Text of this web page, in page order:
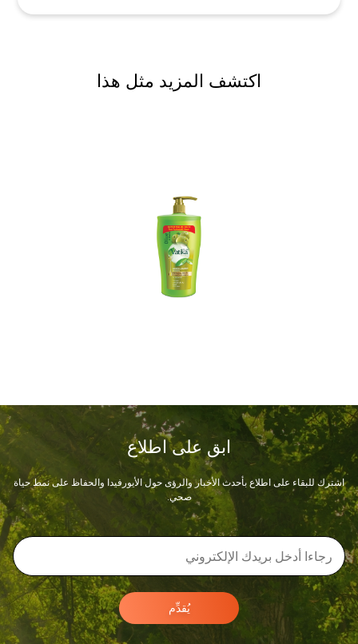
اكتشف المزيد مثل هذا
ابق على اطلاع
اشترك للبقاء على اطلاع بأحدث الأخبار والرؤى حول الأيورفيدا والحفاظ على نمط حياة
صحي.
يُقدِّم